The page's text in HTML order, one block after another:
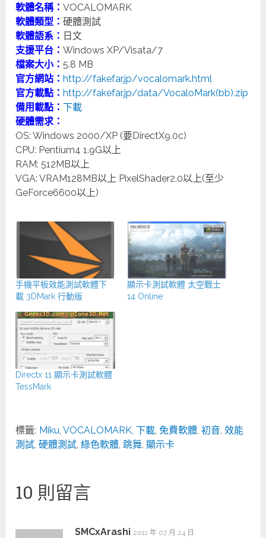
軟體名稱：VOCALOMARK
軟體類型：硬體測試
軟體語系： 日文
支援平台：Windows XP/Visata/7
檔案大小：5.8 MB
官方網站：http://fakefar.jp/vocalomark.html
官方載點：http://fakefar.jp/data/VocaloMark(bb).zip
備用載點：下載
硬體需求：
OS: Windows 2000/XP (要DirectX9.0c)
CPU: Pentium4 1.9G以上
RAM: 512MB以上
VGA: VRAM128MB以上 PixelShader2.0以上(至少
GeForce6600以上)
手機平板效能測試軟體下
載 3DMark 行動版
顯示卡測試軟體 太空戰士
14 Online
Directx 11 顯示卡測試軟體
TessMark
標籤: Miku,VOCALOMARK,下載, 免費軟體,初音,效能
測試,硬體測試,綠色軟體,跳舞,顯示卡
10 則留言
SMCxArashi 2011 年 07 月 24 日